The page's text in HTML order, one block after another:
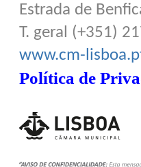
Estrada de
T. geral (+351)
www.cm-
Política de